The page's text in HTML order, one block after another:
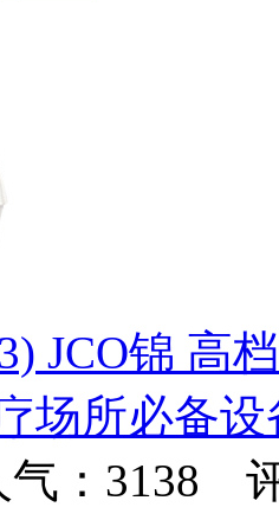
JCO锦 高
场所必备设
：3138